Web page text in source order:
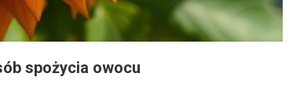
spożycia owocu